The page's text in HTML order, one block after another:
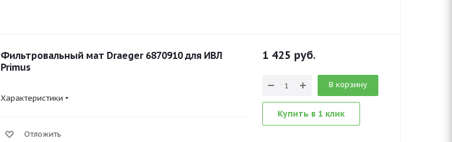
Фильтровальный мат Draeger 6870910 для ИВЛ
Primus
Характеристики
Отложить
1 425 руб.
В корзину
Купить в 1 клик